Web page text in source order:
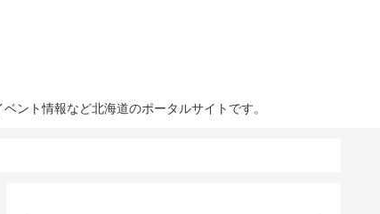
ント情報など北海道のポータルサイトです。